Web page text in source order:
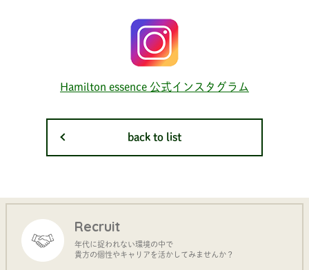
Hamilton essence 公式インスタグラム
back to list
Recruit
年代に捉われない環境の中で
貴方の個性やキャリアを活かしてみませんか？